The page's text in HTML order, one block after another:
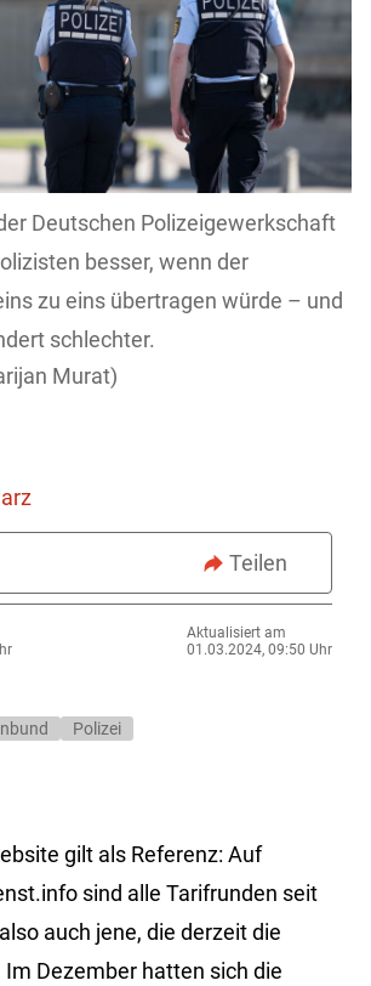
Deutschen Polizeigewerkschaft
besser, wenn der
zu eins übertragen würde – und
schlechter.
Murat)
Teilen
Aktualisiert am
01.03.2024, 09:50 Uhr
Polizei
gilt als Referenz: Auf
sind alle Tarifrunden seit
auch jene, die derzeit die
Dezember hatten sich die